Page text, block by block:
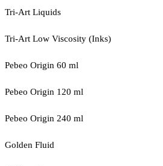
Tri-Art Liquids
Tri-Art Low Viscosity (Inks)
Pebeo Origin 60 ml
Pebeo Origin 120 ml
Pebeo Origin 240 ml
Golden Fluid